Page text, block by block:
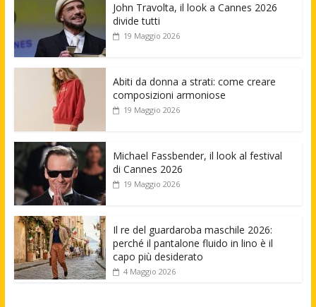
John Travolta, il look a Cannes 2026
divide tutti
19 Maggio 2026
Abiti da donna a strati: come creare
composizioni armoniose
19 Maggio 2026
Michael Fassbender, il look al festival
di Cannes 2026
19 Maggio 2026
Il re del guardaroba maschile 2026:
perché il pantalone fluido in lino è il
capo più desiderato
4 Maggio 2026